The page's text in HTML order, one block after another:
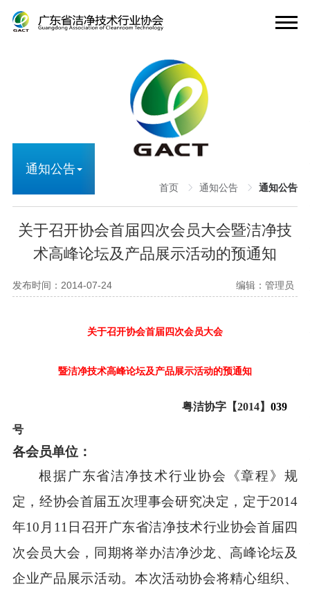
通知公告
首页 通知公告 通知公告
关于召开协会首届四次会员大会暨洁净技
术高峰论坛及产品展示活动的预通知
发布时间：2014-07-24 编辑：管理员
关于召开协会首届四次会员大会
暨洁净技术高峰论坛及产品展示活动的预通知
粤洁协字【2014】 039
号
各会员单位：
根据广东省洁净技术行业协会《章程》规
定，经协会首届五次理事会研究决定，定于2014
年10月11日召开广东省洁净技术行业协会首届四
次会员大会，同期将举办洁净沙龙、高峰论坛及
企业产品展示活动。本次活动协会将精心组织、